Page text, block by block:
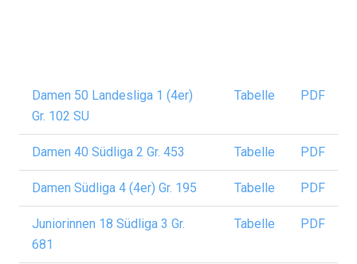
Damen 50 Landesliga 1 (4er)
Gr. 102 SU
Tabelle PDF
Damen 40 Südliga 2 Gr. 453 Tabelle PDF
Damen Südliga 4 (4er) Gr. 195 Tabelle PDF
Juniorinnen 18 Südliga 3 Gr.
681
Tabelle PDF